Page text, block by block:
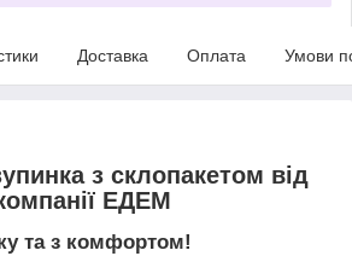
Доставка Оплата Умови
з склопакетом від
ЕДЕМ
та з комфортом!